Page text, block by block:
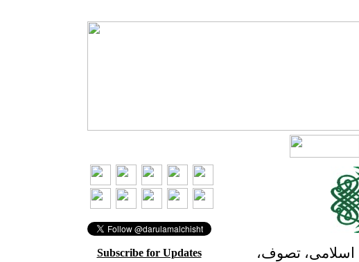
اسلامی، تصوف،
Subscribe for Updates